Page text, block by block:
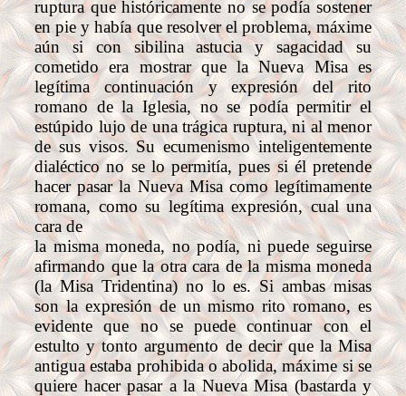
ruptura que históricamente no se podía sostener
en pie y había que resolver el problema, máxime
aún si con sibilina astucia y sagacidad su
cometido era mostrar que la Nueva Misa es
legítima continuación y expresión del rito
romano de la Iglesia, no se podía permitir el
estúpido lujo de una trágica ruptura, ni al menor
de sus visos. Su ecumenismo inteligentemente
dialéctico no se lo permitía, pues si él pretende
hacer pasar la Nueva Misa como legítimamente
romana, como su legítima expresión, cual una
cara de
la misma moneda, no podía, ni puede seguirse
afirmando que la otra cara de la misma moneda
(la Misa Tridentina) no lo es. Si ambas misas
son la expresión de un mismo rito romano, es
evidente que no se puede continuar con el
estulto y tonto argumento de decir que la Misa
antigua estaba prohibida o abolida, máxime si se
quiere hacer pasar a la Nueva Misa (bastarda y